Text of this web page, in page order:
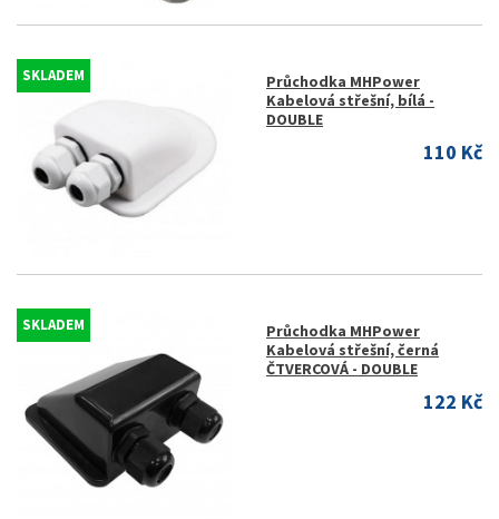
SKLADEM
Průchodka MHPower
Kabelová střešní, bílá -
DOUBLE
110 Kč
SKLADEM
Průchodka MHPower
Kabelová střešní, černá
ČTVERCOVÁ - DOUBLE
122 Kč